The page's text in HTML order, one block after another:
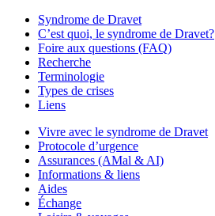
Syndrome de Dravet
C’est quoi, le syndrome de Dravet?
Foire aux questions (FAQ)
Recherche
Terminologie
Types de crises
Liens
Vivre avec le syndrome de Dravet
Protocole d’urgence
Assurances (AMal & AI)
Informations & liens
Aides
Échange